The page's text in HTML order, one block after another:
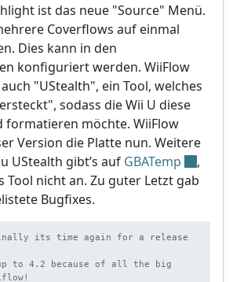
ist das neue "Source" Menü.
Coverflows auf einmal
Dies kann in den
konfiguriert werden. WiiFlow
"UStealth", ein Tool, welches
sodass die Wii U diese
formatieren möchte. WiiFlow
Version die Platte nun. Weitere
UStealth gibt’s auf GBATemp
,
Tool nicht an. Zu guter Letzt gab
Bugfixes.
its time again for a release
up to 4.2 because of all the big